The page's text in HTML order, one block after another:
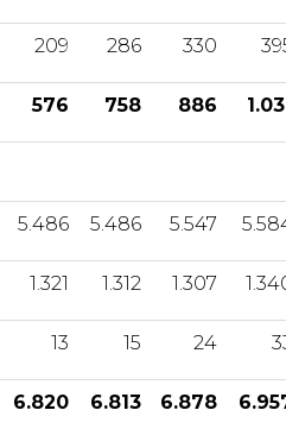
209 286 330
576 758 886
5.486 5.486 5.547
1.321 1.312 1.307
13 15 24
6.820 6.813 6.878